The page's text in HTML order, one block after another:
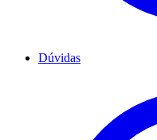
Dúvidas